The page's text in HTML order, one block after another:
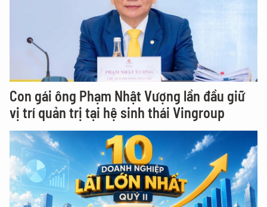
Con gái ông Phạm Nhật Vượng lần đầu giữ
vị trí quản trị tại hệ sinh thái Vingroup